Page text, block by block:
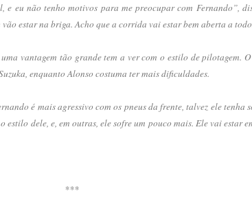
e eu não tenho motivos para me preocupar com Fernando”,
estar na briga. Acho que a corrida vai estar bem aberta a
vantagem tão grande tem a ver com o estilo de pilotagem.
enquanto Alonso costuma ter mais dificuldades.
é mais agressivo com os pneus da frente, talvez ele
estilo dele, e, em outras, ele sofre um pouco mais. Ele vai estar
***